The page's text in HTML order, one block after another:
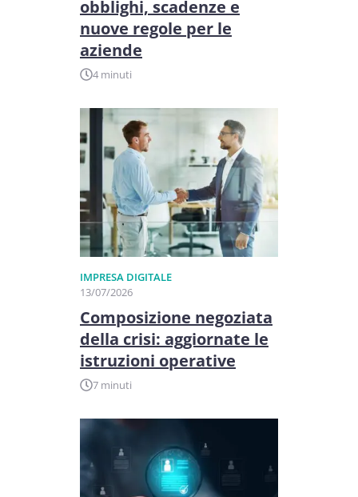
obblighi, scadenze e
nuove regole per le
aziende
4 minuti
IMPRESA DIGITALE
13/07/2026
Composizione negoziata
della crisi: aggiornate le
istruzioni operative
7 minuti